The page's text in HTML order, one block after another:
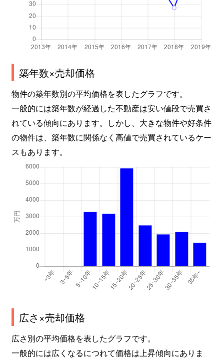
築年数×売却価格
物件の築年数別の平均価格を表したグラフです。
一般的には築年数が経過した不動産は安い値段で売買さ
れている傾向にあります。しかし、大きな物件や好条件
の物件は、築年数に関係なく高値で売買されているケー
スもあります。
広さ×売却価格
広さ別の平均価格を表したグラフです。
一般的には広くなるにつれて価格は上昇傾向にありま